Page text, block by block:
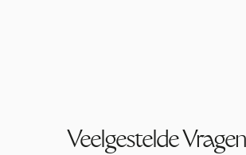
Veelgestelde